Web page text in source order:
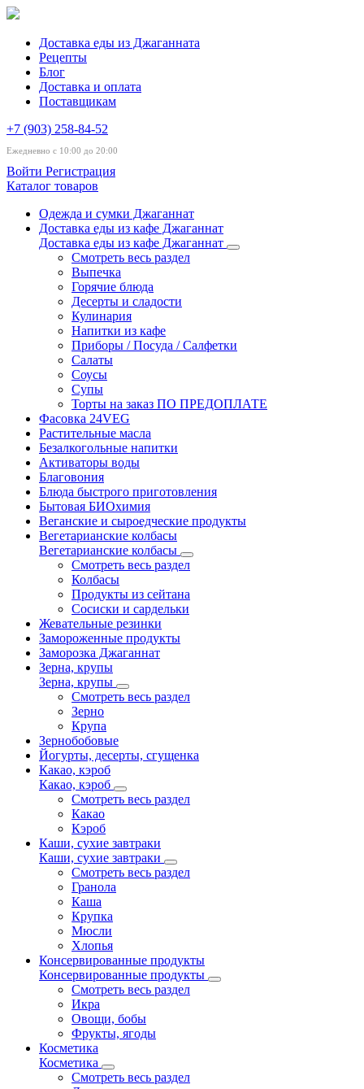
Доставка еды из Джаганната
Рецепты
Блог
Доставка и оплата
Поставщикам
+7 (903) 258-84-52
Ежедневно с 10:00 до 20:00
Войти Регистрация
Каталог товаров
Одежда и сумки Джаганнат
Доставка еды из кафе Джаганнат
Доставка еды из кафе Джаганнат
Смотреть весь раздел
Выпечка
Горячие блюда
Десерты и сладости
Кулинария
Напитки из кафе
Приборы / Посуда / Салфетки
Салаты
Соусы
Супы
Торты на заказ ПО ПРЕДОПЛАТЕ
Фасовка 24VEG
Растительные масла
Безалкогольные напитки
Активаторы воды
Благовония
Блюда быстрого приготовления
Бытовая БИОхимия
Веганские и сыроедческие продукты
Вегетарианские колбасы
Вегетарианские колбасы
Смотреть весь раздел
Колбасы
Продукты из сейтана
Сосиски и сардельки
Жевательные резинки
Замороженные продукты
Заморозка Джаганнат
Зерна, крупы
Зерна, крупы
Смотреть весь раздел
Зерно
Крупа
Зернобобовые
Йогурты, десерты, сгущенка
Какао, кэроб
Какао, кэроб
Смотреть весь раздел
Какао
Кэроб
Каши, сухие завтраки
Каши, сухие завтраки
Смотреть весь раздел
Гранола
Каша
Крупка
Мюсли
Хлопья
Консервированные продукты
Консервированные продукты
Смотреть весь раздел
Икра
Овощи, бобы
Фрукты, ягоды
Косметика
Косметика
Смотреть весь раздел